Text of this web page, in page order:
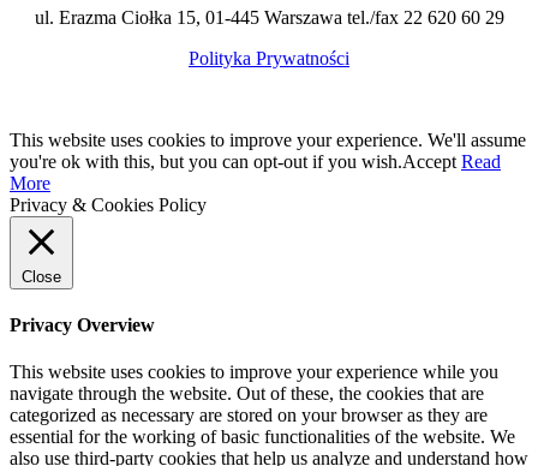
ul. Erazma Ciołka 15, 01-445 Warszawa tel./fax 22 620 60 29
Polityka Prywatności
This website uses cookies to improve your experience. We'll assume
you're ok with this, but you can opt-out if you wish.Accept Read
More
Privacy & Cookies Policy
Close
Privacy Overview
This website uses cookies to improve your experience while you
navigate through the website. Out of these, the cookies that are
categorized as necessary are stored on your browser as they are
essential for the working of basic functionalities of the website. We
also use third-party cookies that help us analyze and understand how